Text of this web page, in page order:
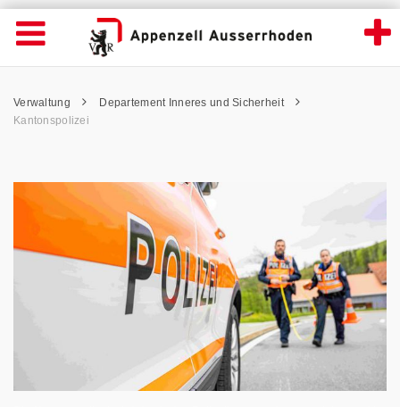
Kantonspolizei - Appenzell Ausserrhoden
Wichtige
Seiten
Home
Inhalt
Kontakt
Navigation öffnen
Inhalt
Pfadnavigation
Verwaltung
Departement Inneres und Sicherheit
Kantonspolizei